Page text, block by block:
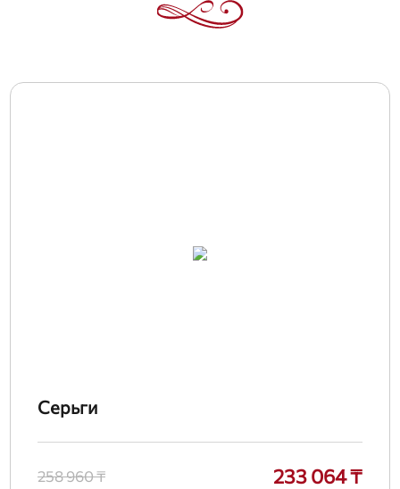
Серьги
258 960 ₸ 233 064 ₸